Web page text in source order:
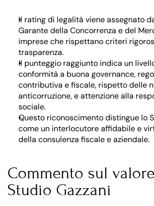
Il rating di legalità viene assegnato
Garante della Concorrenza e del
imprese che rispettano criteri
trasparenza.
Il punteggio raggiunto indica un
conformità a buona governance,
contributiva e fiscale, rispetto delle
anticorruzione, e attenzione alla
sociale.
Questo riconoscimento distingue lo
come un interlocutore affidabile e
della consulenza fiscale e aziendale.
Commento sul
Studio Gazzani